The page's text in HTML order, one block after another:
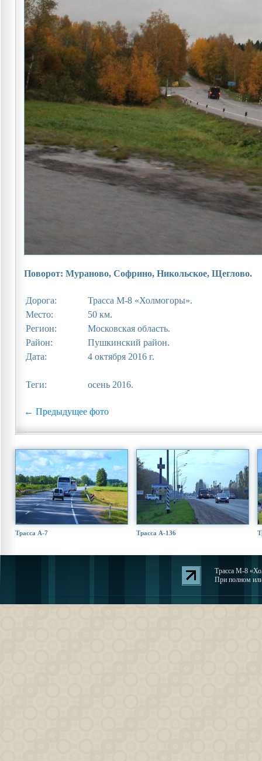
Поворот: Мураново, Софрино, Никольское, Щеглово.
Дорога:
Трасса М-8 «Холмогоры».
Место:
50 км.
Регион:
Московская область.
Район:
Пушкинский район.
Дата:
4 октября 2016 г.
Теги: осень 2016.
← Предыдущее фото
Трасса А-7 Трасса А-136
Трасса М-8
При полном или